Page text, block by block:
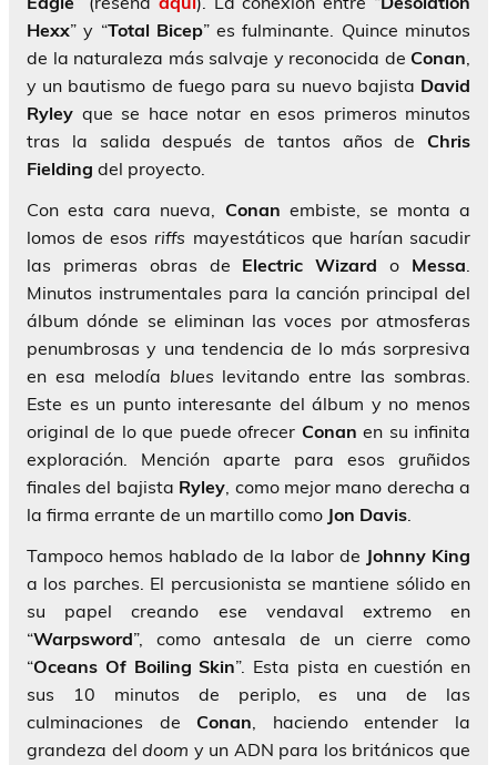
Hexx” y “Total Bicep” es fulminante. Quince minutos
de la naturaleza más salvaje y reconocida de Conan,
y un bautismo de fuego para su nuevo bajista David
Ryley que se hace notar en esos primeros minutos
tras la salida después de tantos años de Chris
Fielding del proyecto.
Con esta cara nueva, Conan embiste, se monta a
lomos de esos riffs mayestáticos que harían sacudir
las primeras obras de Electric Wizard o Messa.
Minutos instrumentales para la canción principal del
álbum dónde se eliminan las voces por atmosferas
penumbrosas y una tendencia de lo más sorpresiva
en esa melodía blues levitando entre las sombras.
Este es un punto interesante del álbum y no menos
original de lo que puede ofrecer Conan en su infinita
exploración. Mención aparte para esos gruñidos
finales del bajista Ryley, como mejor mano derecha a
la firma errante de un martillo como Jon Davis.
Tampoco hemos hablado de la labor de Johnny King
a los parches. El percusionista se mantiene sólido en
su papel creando ese vendaval extremo en
“Warpsword”, como antesala de un cierre como
“Oceans Of Boiling Skin”. Esta pista en cuestión en
sus 10 minutos de periplo, es una de las
culminaciones deConan, haciendo entender la
grandeza deldoom y un ADN para los británicos que